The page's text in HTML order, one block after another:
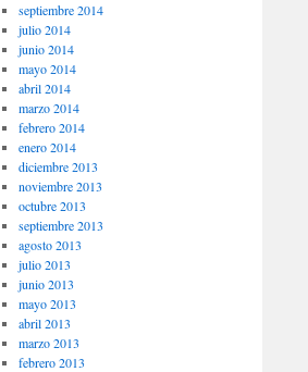
septiembre 2014
julio 2014
junio 2014
mayo 2014
abril 2014
marzo 2014
febrero 2014
enero 2014
diciembre 2013
noviembre 2013
octubre 2013
septiembre 2013
agosto 2013
julio 2013
junio 2013
mayo 2013
abril 2013
marzo 2013
febrero 2013